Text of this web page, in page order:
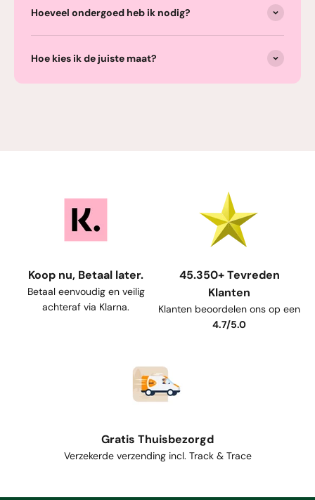
Hoeveel ondergoed heb ik nodig?
Hoe kies ik de juiste maat?
Koop nu, Betaal later.
Betaal eenvoudig en veilig
achteraf via Klarna.
45.350+ Tevreden
Klanten
Klanten beoordelen ons op een
4.7/5.0
Gratis Thuisbezorgd
Verzekerde verzending incl. Track & Trace